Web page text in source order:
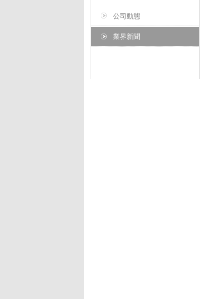
公司動態
業界新聞